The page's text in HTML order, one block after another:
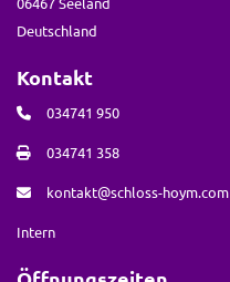
Deutschland
Kontakt
034741 950
034741 358
kontakt@schloss-hoym.com
Intern